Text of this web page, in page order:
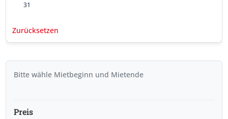
31
Zurücksetzen
Bitte wähle Mietbeginn und Mietende
Preis